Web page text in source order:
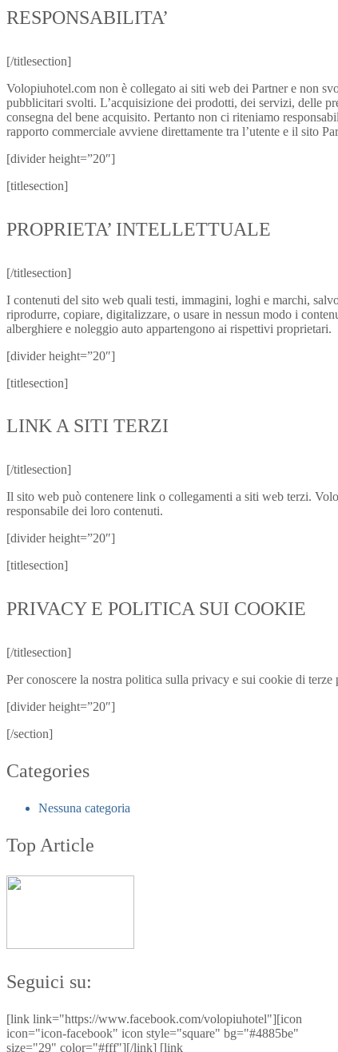
RESPONSABILITA’
[/titlesection]
Volopiuhotel.com non è collegato ai siti web dei Partner e non
pubblicitari svolti. L’acquisizione dei prodotti, dei servizi, delle
consegna del bene acquisito. Pertanto non ci riteniamo
rapporto commerciale avviene direttamente tra l’utente e il sito
[divider height=”20″]
[titlesection]
PROPRIETA’ INTELLETTUALE
[/titlesection]
I contenuti del sito web quali testi, immagini, loghi e marchi,
riprodurre, copiare, digitalizzare, o usare in nessun modo i
alberghiere e noleggio auto appartengono ai rispettivi proprietari.
[divider height=”20″]
[titlesection]
LINK A SITI TERZI
[/titlesection]
Il sito web può contenere link o collegamenti a siti web terzi.
responsabile dei loro contenuti.
[divider height=”20″]
[titlesection]
PRIVACY E POLITICA SUI COOKIE
[/titlesection]
Per conoscere la nostra politica sulla privacy e sui cookie di
[divider height=”20″]
[/section]
Categories
Nessuna categoria
Top Article
Seguici su:
[link link="https://www.facebook.com/volopiuhotel"][icon
icon="icon-facebook" icon style="square" bg="#4885be"
size="29" color="#fff"][/link] [link